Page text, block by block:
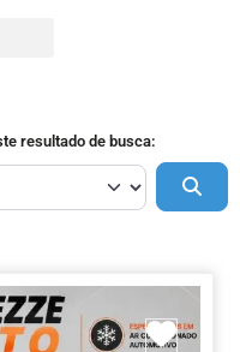
resultado de busca: